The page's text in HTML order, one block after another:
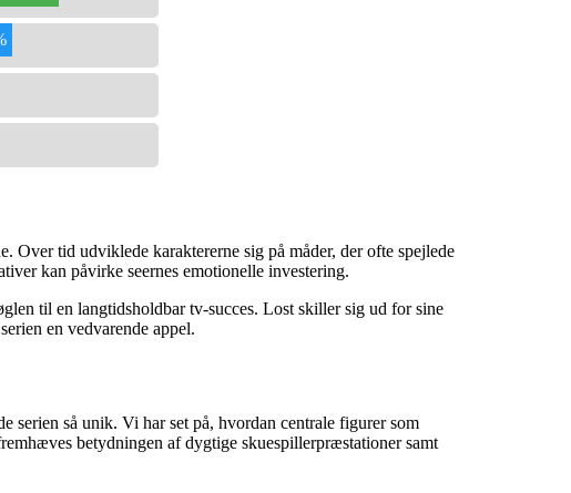
Over tid udviklede karaktererne sig på måder, der ofte spejlede
kan påvirke seernes emotionelle investering.
til en langtidsholdbar tv-succes. Lost skiller sig ud for sine
en vedvarende appel.
så unik. Vi har set på, hvordan centrale figurer som
betydningen af dygtige skuespillerpræstationer samt